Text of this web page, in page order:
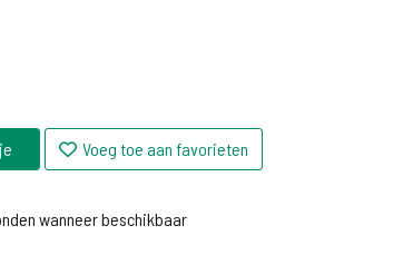
Voeg toe aan favorieten
wanneer beschikbaar
wanneer beschikbaar